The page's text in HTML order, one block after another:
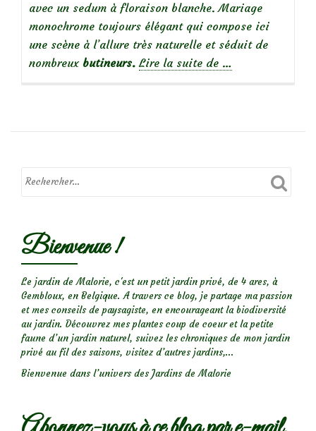
avec un sedum à floraison blanche. Mariage
monochrome toujours élégant qui compose ici
une scène à l’allure très naturelle et séduit de
nombreux butineurs. Lire la suite de à
:
et
echinacea
…
Bienvenue !
Le jardin de Malorie, c'est un petit jardin privé, de 4 ares, à
Gembloux, en Belgique. A travers ce blog, je partage ma passion
et mes conseils de paysagiste, en encourageant la biodiversité
au jardin. Découvrez mes plantes coup de coeur et la petite
faune d’un jardin naturel, suivez les chroniques de mon jardin
privé au fil des saisons, visitez d’autres jardins,...
Bienvenue dans l’univers des Jardins de Malorie